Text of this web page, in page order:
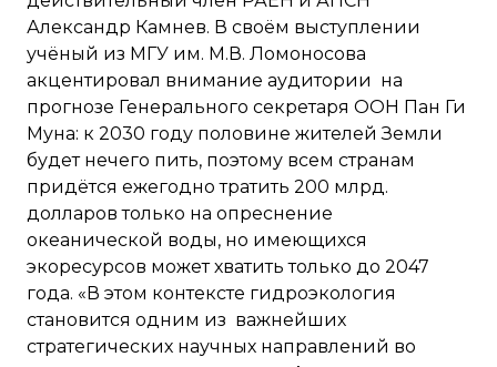
Александр Камнев. В своём выступлении
учёный из МГУ им. М.В. Ломоносова
акцентировал внимание аудитории на
прогнозе Генерального секретаря ООН Пан Ги
Муна: к 2030 году половине жителей Земли
будет нечего пить, поэтому всем странам
придётся ежегодно тратить 200 млрд.
долларов только на опреснение
океанической воды, но имеющихся
экоресурсов может хватить только до 2047
года. «В этом контексте гидроэкология
становится одним из важнейших
стратегических научных направлений во